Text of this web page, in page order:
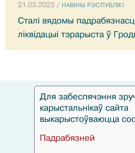
21.03.2023 / НАВIНЫ РЭСПУБЛIКI
Сталі вядомы
ліквідацыі тэрарыста ў
Для забеспячэння
карыстальнікаў сайта
выкарыстоўваюцца
Падрабязней